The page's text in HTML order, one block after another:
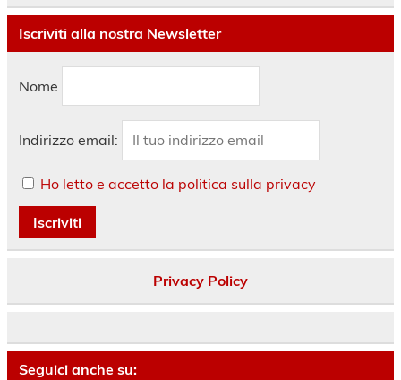
Iscriviti alla nostra Newsletter
Nome
Indirizzo email:
Ho letto e accetto la politica sulla privacy
Privacy Policy
Seguici anche su: